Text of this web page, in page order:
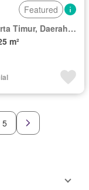
Featured
RW 12, Kayu Putih, Pulo Gadung, Jakarta Timur, Daerah Khusus Ibukota Jakarta
m²
5